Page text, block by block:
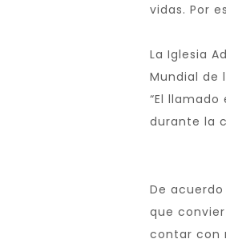
vidas. Por
La Iglesia
Mundial de
“El
durante la
De
que
contar con